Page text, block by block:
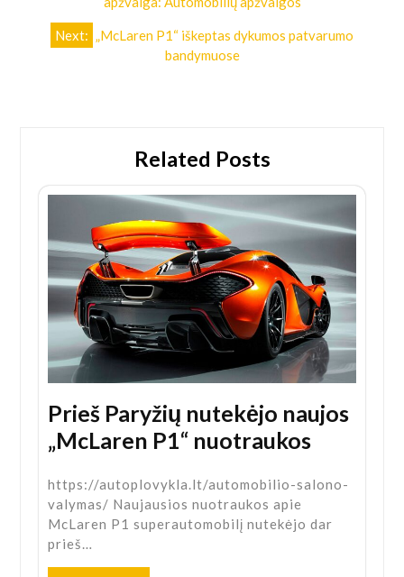
įrašųNext: „McLaren P1“ iškeptas dykumos patvarumo
bandymuose
Related Posts
Prieš Paryžių nutekėjo naujos
„McLaren P1“ nuotraukos
https://autoplovykla.lt/automobilio-salono-
valymas/ Naujausios nuotraukos apie
McLaren P1 superautomobilį nutekėjo dar
prieš…